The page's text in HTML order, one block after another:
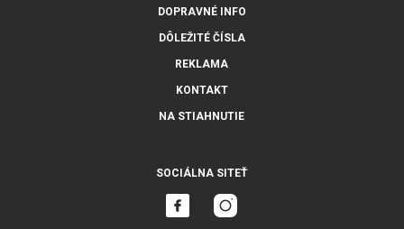
DOPRAVNÉ INFO
DÔLEŽITÉ ČÍSLA
REKLAMA
KONTAKT
NA STIAHNUTIE
SOCIÁLNA SITEŤ